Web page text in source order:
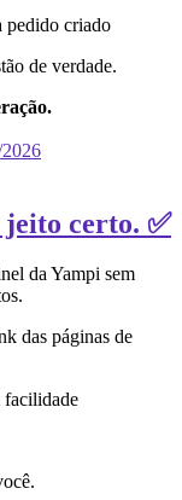
pedido criado
de verdade.
jeito certo. ✅
da Yampi sem
das páginas de
facilidade